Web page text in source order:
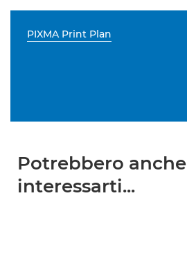
PIXMA Print Plan
Potrebbero anche
interessarti...